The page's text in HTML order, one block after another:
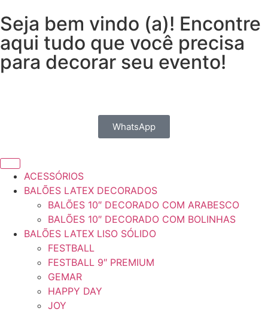
Seja bem vindo (a)! Encontre
aqui tudo que você precisa
para decorar seu evento!
WhatsApp
ACESSÓRIOS
BALÕES LATEX DECORADOS
BALÕES 10″ DECORADO COM ARABESCO
BALÕES 10″ DECORADO COM BOLINHAS
BALÕES LATEX LISO SÓLIDO
FESTBALL
FESTBALL 9″ PREMIUM
GEMAR
HAPPY DAY
JOY